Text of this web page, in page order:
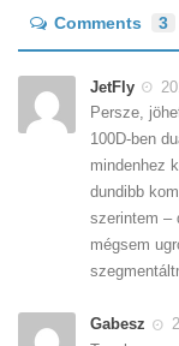
Comments 3
JetFly
Persze,
100D-ben
mindenhez
dundibb
szerintem –
mégsem
Gabesz